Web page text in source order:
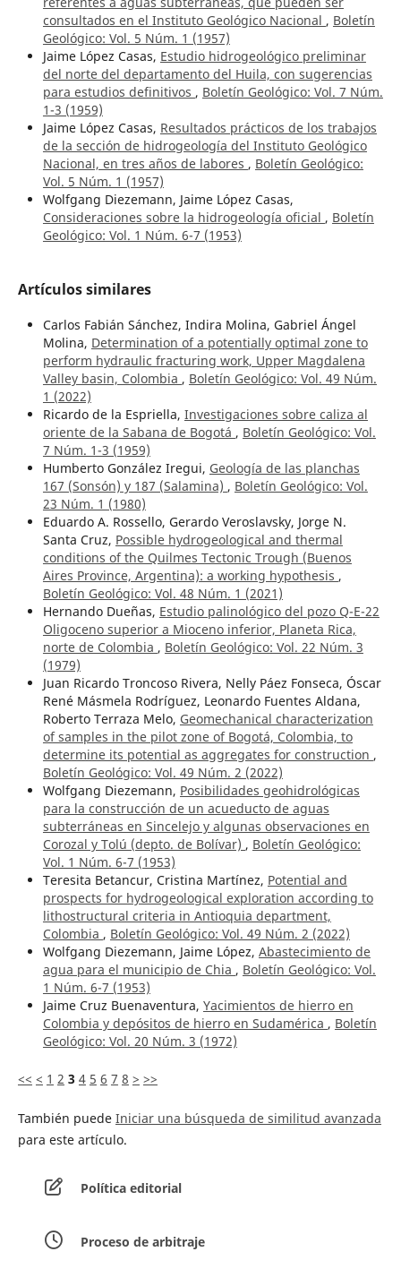
consultados en el Instituto Geológico Nacional , Boletín
Geológico: Vol. 5 Núm. 1 (1957)
Jaime López Casas, Estudio hidrogeológico preliminar
del norte del departamento del Huila, con sugerencias
para estudios definitivos , Boletín Geológico: Vol. 7 Núm.
1-3 (1959)
Jaime López Casas, Resultados prácticos de los trabajos
de la sección de hidrogeología del Instituto Geológico
Nacional, en tres años de labores , Boletín Geológico:
Vol. 5 Núm. 1 (1957)
Wolfgang Diezemann, Jaime López Casas,
Consideraciones sobre la hidrogeología oficial , Boletín
Geológico: Vol. 1 Núm. 6-7 (1953)
Artículos similares
Carlos Fabián Sánchez, Indira Molina, Gabriel Ángel
Molina, Determination of a potentially optimal zone to
perform hydraulic fracturing work, Upper Magdalena
Valley basin, Colombia , Boletín Geológico: Vol. 49 Núm.
1 (2022)
Ricardo de la Espriella, Investigaciones sobre caliza al
oriente de la Sabana de Bogotá , Boletín Geológico: Vol.
7 Núm. 1-3 (1959)
Humberto González Iregui, Geología de las planchas
167 (Sonsón) y 187 (Salamina) , Boletín Geológico: Vol.
23 Núm. 1 (1980)
Eduardo A. Rossello, Gerardo Veroslavsky, Jorge N.
Santa Cruz, Possible hydrogeological and thermal
conditions of the Quilmes Tectonic Trough (Buenos
Aires Province, Argentina): a working hypothesis ,
Boletín Geológico: Vol. 48 Núm. 1 (2021)
Hernando Dueñas, Estudio palinológico del pozo Q-E-22
Oligoceno superior a Mioceno inferior, Planeta Rica,
norte de Colombia , Boletín Geológico: Vol. 22 Núm. 3
(1979)
Juan Ricardo Troncoso Rivera, Nelly Páez Fonseca, Óscar
René Másmela Rodríguez, Leonardo Fuentes Aldana,
Roberto Terraza Melo, Geomechanical characterization
of samples in the pilot zone of Bogotá, Colombia, to
determine its potential as aggregates for construction ,
Boletín Geológico: Vol. 49 Núm. 2 (2022)
Wolfgang Diezemann, Posibilidades geohidrológicas
para la construcción de un acueducto de aguas
subterráneas en Sincelejo y algunas observaciones en
Corozal y Tolú (depto. de Bolívar) , Boletín Geológico:
Vol. 1 Núm. 6-7 (1953)
Teresita Betancur, Cristina Martínez, Potential and
prospects for hydrogeological exploration according to
lithostructural criteria in Antioquia department,
Colombia , Boletín Geológico: Vol. 49 Núm. 2 (2022)
Wolfgang Diezemann, Jaime López, Abastecimiento de
agua para el municipio de Chia , Boletín Geológico: Vol.
1 Núm. 6-7 (1953)
Jaime Cruz Buenaventura, Yacimientos de hierro en
Colombia y depósitos de hierro en Sudamérica , Boletín
Geológico: Vol. 20 Núm. 3 (1972)
<< < 1 2 3 4 5 6 7 8 > >>
También puede Iniciar una búsqueda de similitud avanzada
para este artículo.
Política editorial
Proceso de arbitraje